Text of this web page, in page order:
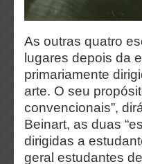
As outras quatro
lugares depois da
primariamente
arte. O seu
convencionais”,
Beinart, as duas
dirigidas a
geral estudantes